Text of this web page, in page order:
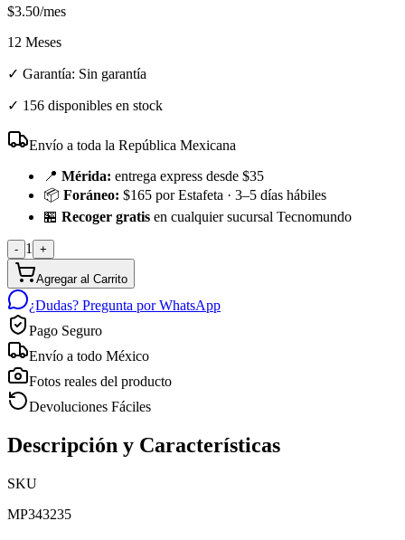
$3.50/mes
12 Meses
✓ Garantía: Sin garantía
✓ 156 disponibles en stock
Envío a toda la República Mexicana
📍 Mérida: entrega express desde $35
📦 Foráneo: $165 por Estafeta · 3–5 días hábiles
🏪 Recoger gratis en cualquier sucursal Tecnomundo
- 1 +
Agregar al Carrito
¿Dudas? Pregunta por WhatsApp
Pago Seguro
Envío a todo México
Fotos reales del producto
Devoluciones Fáciles
Descripción y Características
SKU
MP343235